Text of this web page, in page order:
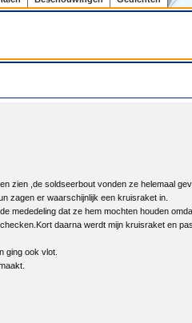
zien ,de soldseerbout vonden ze helemaal
zagen er waarschijnlijk een kruisraket in.
mededeling dat ze hem mochten houden
daarna werdt mijn kruisraket en
ging ook vlot.